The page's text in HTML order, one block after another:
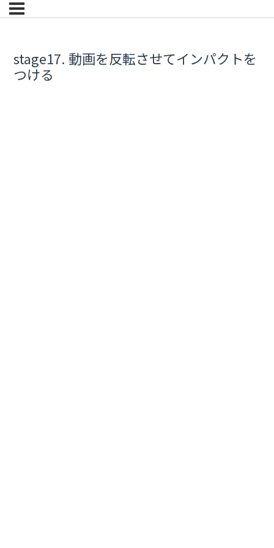
stage17. 動画を反転させてインパクトを
つける